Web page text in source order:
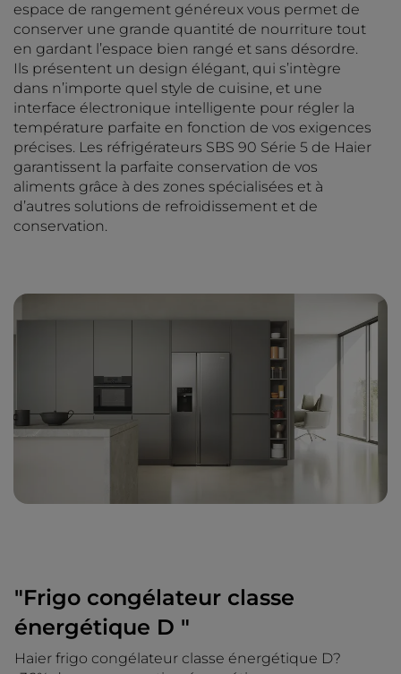
espace de rangement généreux vous permet de
conserver une grande quantité de nourriture tout
en gardant l’espace bien rangé et sans désordre.
Ils présentent un design élégant, qui s’intègre
dans n’importe quel style de cuisine, et une
interface électronique intelligente pour régler la
température parfaite en fonction de vos exigences
précises. Les réfrigérateurs SBS 90 Série 5 de Haier
garantissent la parfaite conservation de vos
aliments grâce à des zones spécialisées et à
d’autres solutions de refroidissement et de
conservation.
"Frigo congélateur classe
énergétique D "
Haier frigo congélateur classe énergétique D?